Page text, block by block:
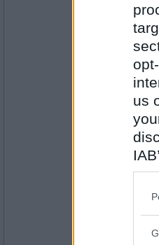
us
Antal inlägg:
1352
Antal inlägg:
11505
eva-leva
Antal inlägg: